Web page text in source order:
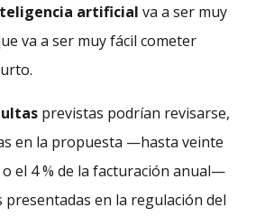
artificial va a ser muy
va a ser muy fácil cometer
previstas podrían revisarse,
en la propuesta —hasta veinte
el 4 % de la facturación anual—
presentadas en la regulación del